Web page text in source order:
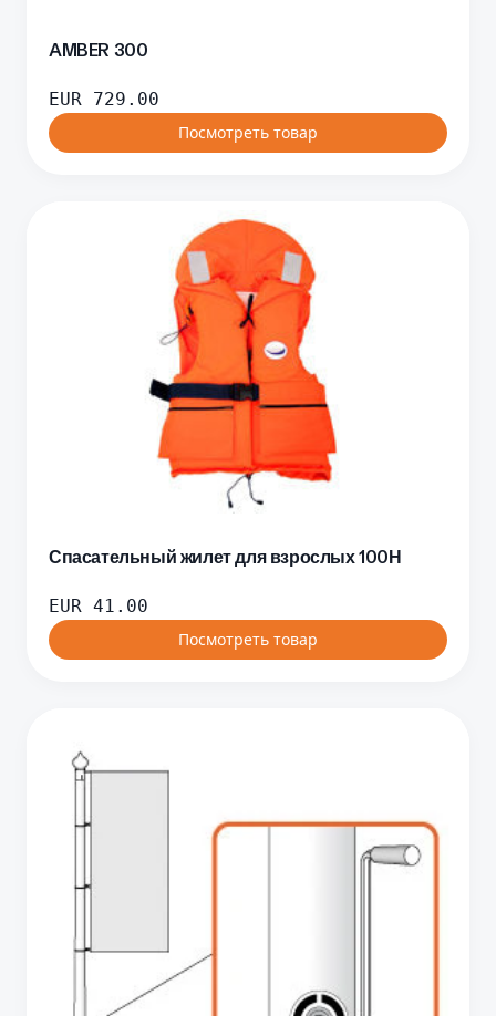
AMBER 300
EUR
729.00
Посмотреть товар
Спасательный жилет для взрослых 100Н
EUR 41.00
Посмотреть товар